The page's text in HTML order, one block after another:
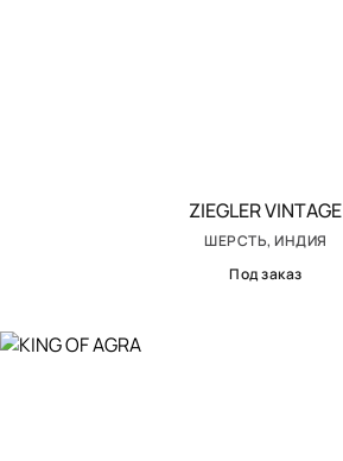
ZIEGLER VINTAGE
ШЕРСТЬ, ИНДИЯ
Под заказ